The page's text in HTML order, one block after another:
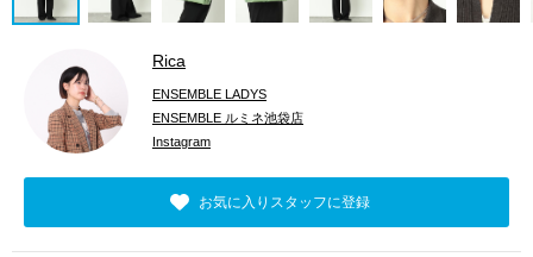
Rica
ENSEMBLE LADYS
ENSEMBLE ルミネ池袋店
Instagram
お気に入りスタッフに登録